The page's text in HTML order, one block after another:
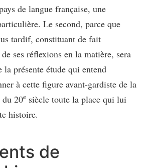
de langue française, une
Le second, parce que
tardif, constituant de fait
ses réflexions en la matière, sera
présente étude qui entend
à cette figure avant-gardiste de la
20e siècle toute la place qui lui
histoire.
de